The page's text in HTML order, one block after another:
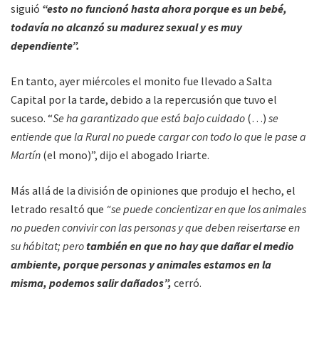
siguió “esto no funcionó hasta ahora porque es un bebé,
todavía no alcanzó su madurez sexual y es muy
dependiente”.
En tanto, ayer miércoles el monito fue llevado a Salta
Capital por la tarde, debido a la repercusión que tuvo el
suceso. “Se ha garantizado que está bajo cuidado (…) se
entiende que la Rural no puede cargar con todo lo que le pase a
Martín (el mono)”, dijo el abogado Iriarte.
Más allá de la división de opiniones que produjo el hecho, el
letrado resaltó que “se puede concientizar en que los animales
no pueden convivir con las personas y que deben reisertarse en
su hábitat; perotambién en que no hay que dañar el medio
ambiente, porque personas y animales estamos en la
misma, podemos salir dañados”, cerró.